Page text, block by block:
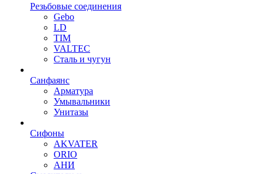
Резьбовые соединения
Gebo
LD
TIM
VALTEC
Сталь и чугун
Санфаянс
Арматура
Умывальники
Унитазы
Сифоны
AKVATER
ORIO
АНИ